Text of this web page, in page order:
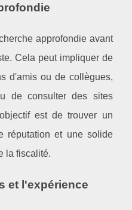
approfondie avant
Cela peut impliquer de
d'amis ou de collègues,
de consulter des sites
est de trouver un
réputation et une solide
la fiscalité.
et l'expérience